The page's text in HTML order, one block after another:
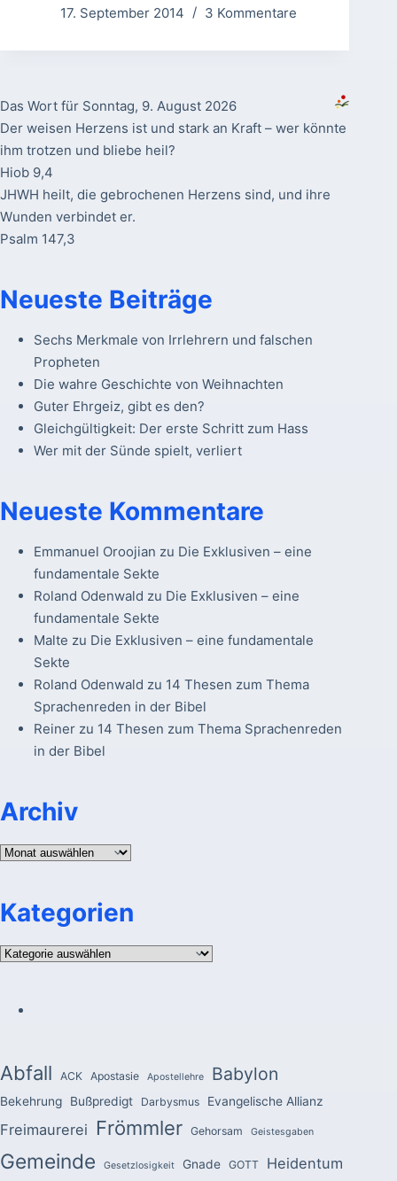
17. September 2014
3 Kommentare
Das Wort für Sonntag, 9. August 2026
Der weisen Herzens ist und stark an Kraft – wer könnte
ihm trotzen und bliebe heil?
Hiob 9,4
JHWH heilt, die gebrochenen Herzens sind, und ihre
Wunden verbindet er.
Psalm 147,3
Neueste Beiträge
Sechs Merkmale von Irrlehrern und falschen
Propheten
Die wahre Geschichte von Weihnachten
Guter Ehrgeiz, gibt es den?
Gleichgültigkeit: Der erste Schritt zum Hass
Wer mit der Sünde spielt, verliert
Neueste Kommentare
Emmanuel Oroojian zu Die Exklusiven – eine
fundamentale Sekte
Roland Odenwald zu Die Exklusiven – eine
fundamentale Sekte
Malte zu Die Exklusiven – eine fundamentale
Sekte
Roland Odenwald zu 14 Thesen zum Thema
Sprachenreden in der Bibel
Reinerzu 14 Thesen zum Thema Sprachenreden
in der Bibel
Archiv
Archiv
Kategorien
Kategorien
Abfall ACK Apostasie Apostellehre Babylon
Bekehrung Bußpredigt Darbysmus Evangelische Allianz
Freimaurerei Frömmler Gehorsam Geistesgaben
Gemeinde Gesetzlosigkeit Gnade GOTT Heidentum